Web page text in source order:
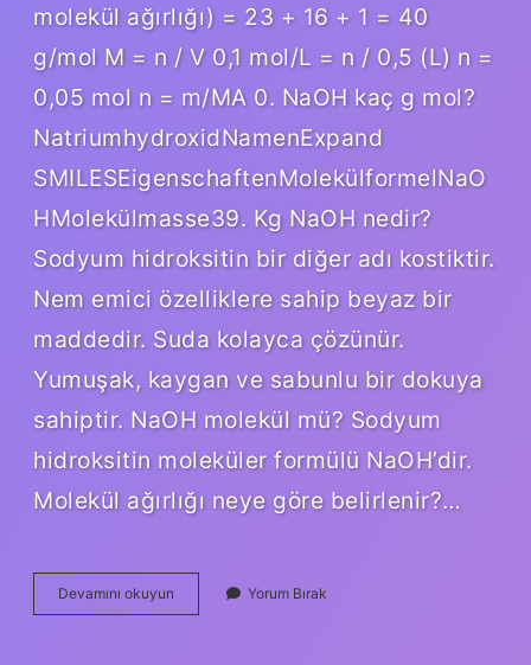
molekül ağırlığı) = 23 + 16 + 1 = 40
g/mol M = n / V 0,1 mol/L = n / 0,5 (L) n =
0,05 mol n = m/MA 0. NaOH kaç g mol?
NatriumhydroxidNamenExpand
SMILESEigenschaftenMolekülformelNaO
HMolekülmasse39. Kg NaOH nedir?
Sodyum hidroksitin bir diğer adı kostiktir.
Nem emici özelliklere sahip beyaz bir
maddedir. Suda kolayca çözünür.
Yumuşak, kaygan ve sabunlu bir dokuya
sahiptir. NaOH molekül mü? Sodyum
hidroksitin moleküler formülü NaOH’dir.
Molekül ağırlığı neye göre belirlenir?…
Devamını okuyun
Molekül
Yorum Bırak